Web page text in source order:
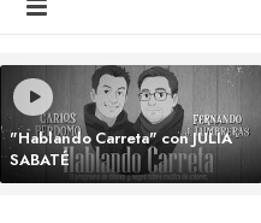
"Hablando Carreta" con JULIA
SABATÉ